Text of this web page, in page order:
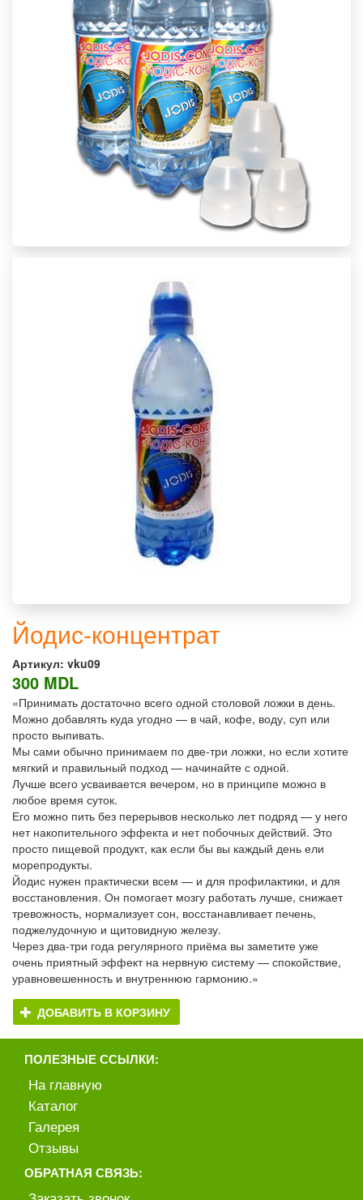
Йодис-концентрат
Артикул: vku09
300 MDL
«Принимать достаточно всего одной столовой ложки в день.
Можно добавлять куда угодно — в чай, кофе, воду, суп или
просто выпивать.
Мы сами обычно принимаем по две-три ложки, но если хотите
мягкий и правильный подход — начинайте с одной.
Лучше всего усваивается вечером, но в принципе можно в
любое время суток.
Его можно пить без перерывов несколько лет подряд — у него
нет накопительного эффекта и нет побочных действий. Это
просто пищевой продукт, как если бы вы каждый день ели
морепродукты.
Йодис нужен практически всем — и для профилактики, и для
восстановления. Он помогает мозгу работать лучше, снижает
тревожность, нормализует сон, восстанавливает печень,
поджелудочную и щитовидную железу.
Через два-три года регулярного приёма вы заметите уже
очень приятный эффект на нервную систему — спокойствие,
уравновешенность и внутреннюю гармонию.»
ДОБАВИТЬ В КОРЗИНУ
ПОЛЕЗНЫЕ ССЫЛКИ:
На главную
Каталог
Галерея
Отзывы
ОБРАТНАЯ СВЯЗЬ: